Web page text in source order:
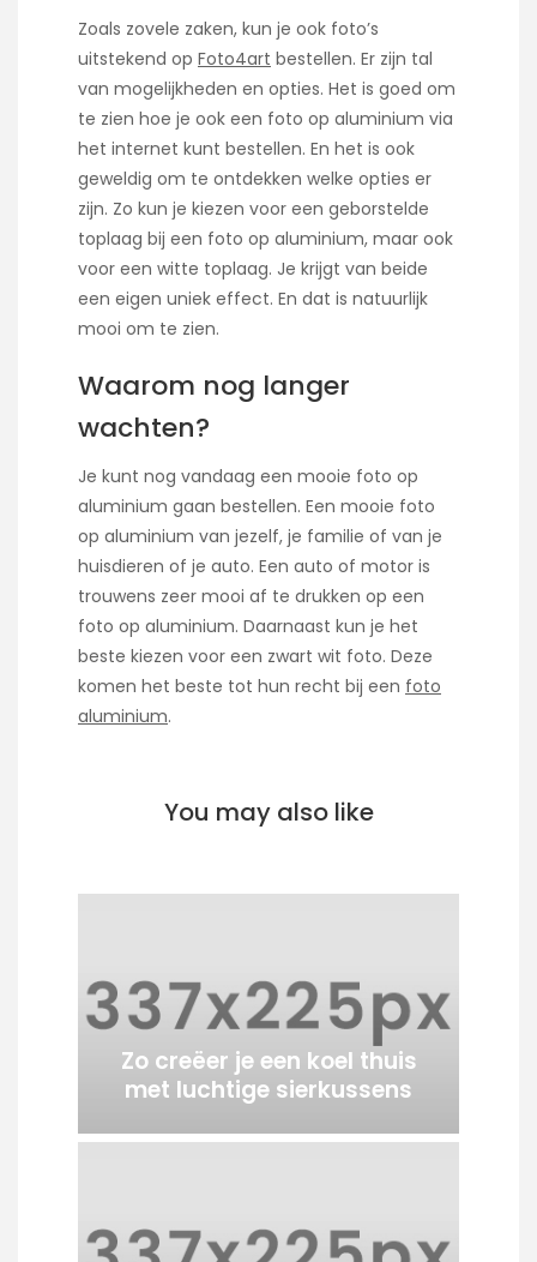
Zoals zovele zaken, kun je ook foto’s
uitstekend op Foto4art bestellen. Er zijn tal
van mogelijkheden en opties. Het is goed om
te zien hoe je ook een foto op aluminium via
het internet kunt bestellen. En het is ook
geweldig om te ontdekken welke opties er
zijn. Zo kun je kiezen voor een geborstelde
toplaag bij een foto op aluminium, maar ook
voor een witte toplaag. Je krijgt van beide
een eigen uniek effect. En dat is natuurlijk
mooi om te zien.
Waarom nog langer
wachten?
Je kunt nog vandaag een mooie foto op
aluminium gaan bestellen. Een mooie foto
op aluminium van jezelf, je familie of van je
huisdieren of je auto. Een auto of motor is
trouwens zeer mooi af te drukken op een
foto op aluminium. Daarnaast kun je het
beste kiezen voor een zwart wit foto. Deze
komen het beste tot hun recht bij een foto
aluminium.
You may also like
Zo creëer je een koel thuis
met luchtige sierkussens